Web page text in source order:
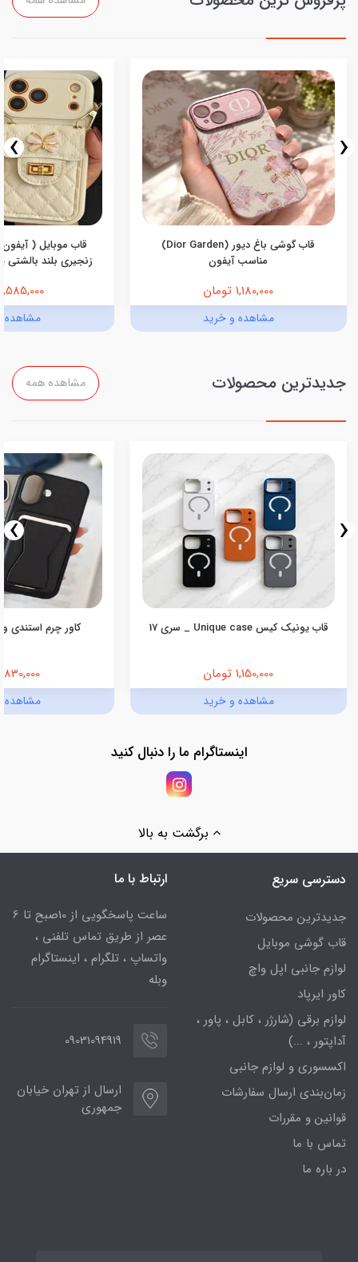
قاب گوشی باغ دیور (Dior Garden)
مناسب آیفون
1,180,000 تومان
مشاهده و خرید
قاب موبایل (
زنجیری بلند بالشتی
1,585,000 تومان
مشاهده
‹
›
جدیدترین محصولات مشاهده همه
قاب یونیک کیس Unique case _ سری 17
1,150,000 تومان
مشاهده و خرید
کاور چرم استندی
830,000 تومان
مشاهده
‹
›
اینستاگرام ما را دنبال کنید
برگشت به بالا
دسترسی سریع
جدیدترین محصولات
قاب گوشی موبایل
لوازم جانبی اپل واچ
کاور ایرپاد
لوازم برقی (شارژر ، کابل ، پاور ،
آداپتور ، ...)
اکسسوری و لوازم جانبی
زمان‌بندی ارسال سفارشات
قوانین و مقررات
تماس با ما
در باره ما
ارتباط با ما
ساعت پاسخگویی از 10صبح تا 6
عصر از طریق تماس تلفنی ،
واتساپ ، تلگرام ، اینستاگرام
وبله
09031094919
ارسال از تهران خیابان
جمهوری